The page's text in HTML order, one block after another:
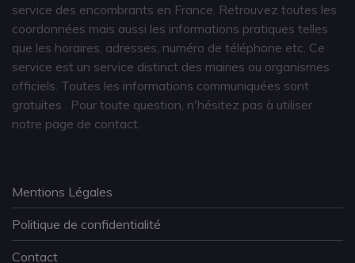
service des encombrants en France. Retrouvez toutes les
coordonnées mais aussi les informations pratiques telles
que les horaires, adresses, numéro de téléphone etc. Ce
service est un service distinct des mairies ou organismes
officiels. Toutes les informations communiquées sont
gratuites
. Pour toute question, n'hésitez pas à utiliser
notre page de contact.
Mentions Légales
Politique de confidentialité
Contact